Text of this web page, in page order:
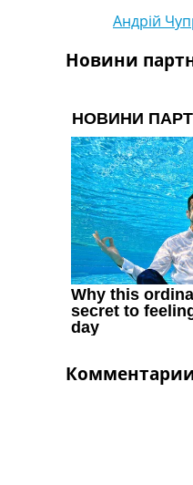
Ліга
Ще
Таблиці
Перша
Всі
Рейтинги
Андрій
Новини